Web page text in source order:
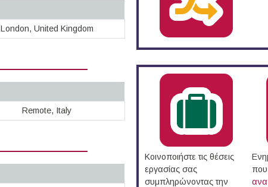
London, United Kingdom
Remote, Italy
Κοινοποιήστε τις θέσεις
εργασίας σας
συμπληρώνοντας την